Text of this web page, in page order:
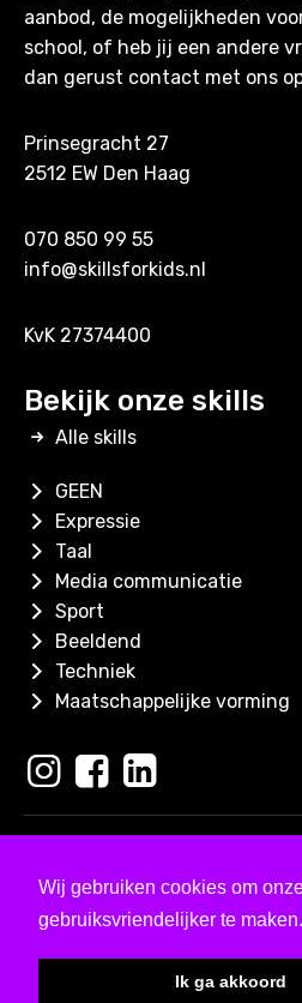
Wij gebruiken cookies om
gebruiksvriendelijker te maken.
Ik ga akkoord
aanbod, de mogelijkheden
school, of heb jij een andere
dan gerust contact met ons
Prinsegracht 27
2512 EW Den Haag
070 850 99 55
info@skillsforkids.nl
KvK 27374400
Bekijk onze skills
Alle skills
GEEN
Expressie
Taal
Media communicatie
Sport
Beeldend
Techniek
Maatschappelijke vorming
Skills for Kids
Ontwerp & ontwikkeld door